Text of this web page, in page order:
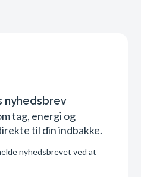
nyhedsbrev
tag, energi og
til din indbakke.
nyhedsbrevet ved at